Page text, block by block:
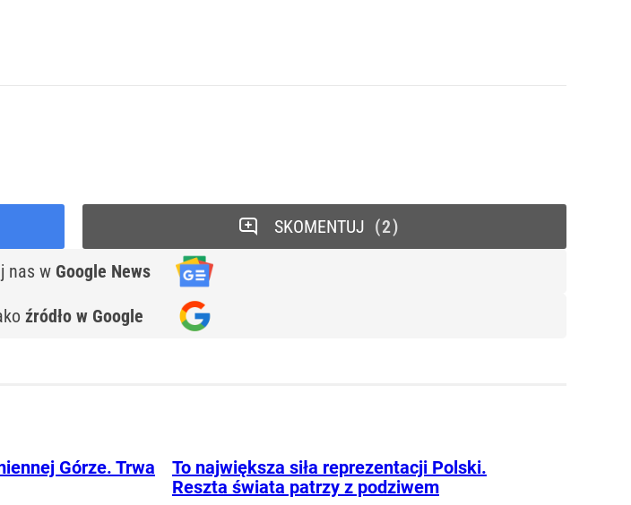
nas w Google News
źródło w Google
SKOMENTUJ 2
Górze. Trwa
To największa siła reprezentacji Polski.
Reszta świata patrzy z podziwem